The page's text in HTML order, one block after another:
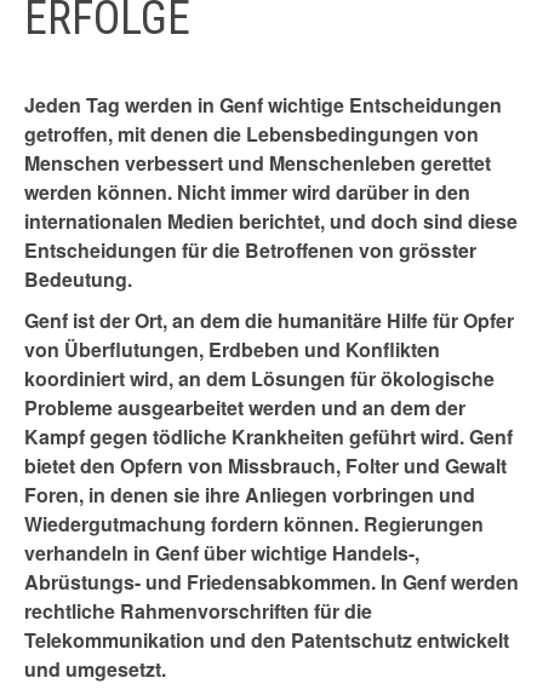
ERFOLGE
Jeden Tag werden in Genf wichtige Entscheidungen
getroffen, mit denen die Lebensbedingungen von
Menschen verbessert und Menschenleben gerettet
werden können. Nicht immer wird darüber in den
internationalen Medien berichtet, und doch sind diese
Entscheidungen für die Betroffenen von grösster
Bedeutung.
Genf ist der Ort, an dem die humanitäre Hilfe für Opfer
von Überflutungen, Erdbeben und Konflikten
koordiniert wird, an dem Lösungen für ökologische
Probleme ausgearbeitet werden und an dem der
Kampf gegen tödliche Krankheiten geführt wird. Genf
bietet den Opfern von Missbrauch, Folter und Gewalt
Foren, in denen sie ihre Anliegen vorbringen und
Wiedergutmachung fordern können. Regierungen
verhandeln in Genf über wichtige Handels-,
Abrüstungs- und Friedensabkommen. In Genf werden
rechtliche Rahmenvorschriften für die
Telekommunikation und den Patentschutz entwickelt
und umgesetzt.